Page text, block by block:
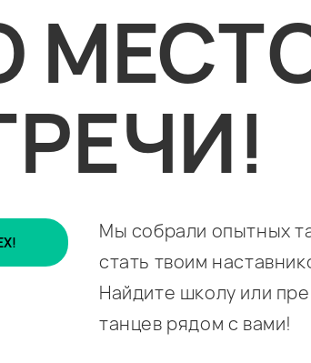
Мы собрали опытных
стать твоим
Найдите школу или
танцев рядом с вами!